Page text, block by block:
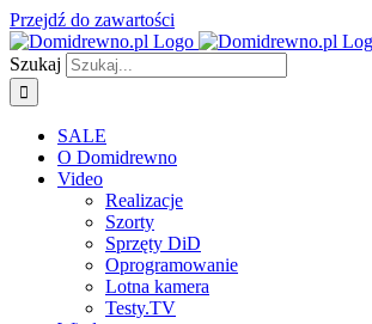
Przejdź do zawartości
Szukaj
SALE
O Domidrewno
Video
Realizacje
Szorty
Sprzęty DiD
Oprogramowanie
Lotna kamera
Testy.TV